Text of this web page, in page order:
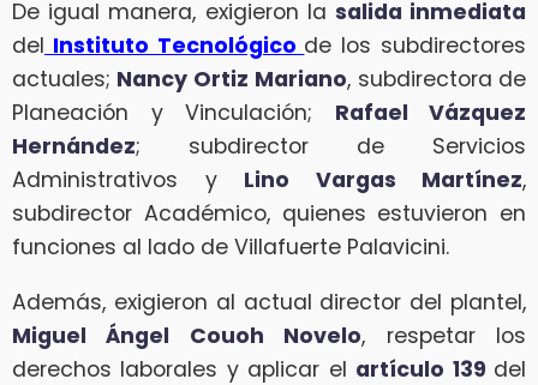
De igual manera, exigieron la salida inmediata
del Instituto Tecnológico de los subdirectores
actuales; Nancy Ortiz Mariano, subdirectora de
Planeación y Vinculación; Rafael Vázquez
Hernández; subdirector de Servicios
Administrativos y Lino Vargas Martínez,
subdirector Académico, quienes estuvieron en
funciones al lado de Villafuerte Palavicini.
Además, exigieron al actual director del plantel,
Miguel Ángel Couoh Novelo, respetar los
derechos laborales y aplicar el artículo 139 del